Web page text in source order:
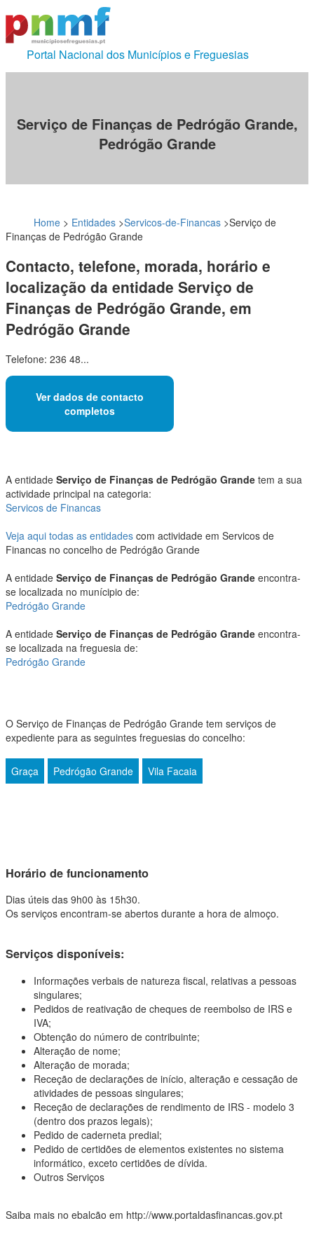
Portal Nacional dos Municípios e Freguesias
Serviço de Finanças de Pedrógão Grande,
Pedrógão Grande
Home > Entidades >Servicos-de-Financas >Serviço de
Finanças de Pedrógão Grande
Contacto, telefone, morada, horário e
localização da entidade Serviço de
Finanças de Pedrógão Grande, em
Pedrógão Grande
Telefone: 236 48...
Ver dados de contacto
completos
A entidade Serviço de Finanças de Pedrógão Grande tem a sua
actividade principal na categoria:
Servicos de Financas
Veja aqui todas as entidades com actividade em Servicos de
Financas no concelho de Pedrógão Grande
A entidade Serviço de Finanças de Pedrógão Grande encontra-
se localizada no munícipio de:
Pedrógão Grande
A entidade Serviço de Finanças de Pedrógão Grande encontra-
se localizada na freguesia de:
Pedrógão Grande
O Serviço de Finanças de Pedrógão Grande tem serviços de
expediente para as seguintes freguesias do concelho:
Graça Pedrógão Grande Vila Facaia
Horário de funcionamento
Dias úteis das 9h00 às 15h30.
Os serviços encontram-se abertos durante a hora de almoço.
Serviços disponíveis:
Informações verbais de natureza fiscal, relativas a pessoas
singulares;
Pedidos de reativação de cheques de reembolso de IRS e
IVA;
Obtenção do número de contribuinte;
Alteração de nome;
Alteração de morada;
Receção de declarações de início, alteração e cessação de
atividades de pessoas singulares;
Receção de declarações de rendimento de IRS - modelo 3
(dentro dos prazos legais);
Pedido de caderneta predial;
Pedido de certidões de elementos existentes no sistema
informático, exceto certidões de dívida.
Outros Serviços
Saiba mais no ebalcão em http://www.portaldasfinancas.gov.pt